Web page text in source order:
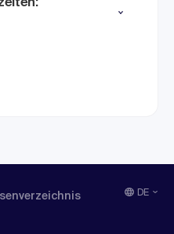
DE